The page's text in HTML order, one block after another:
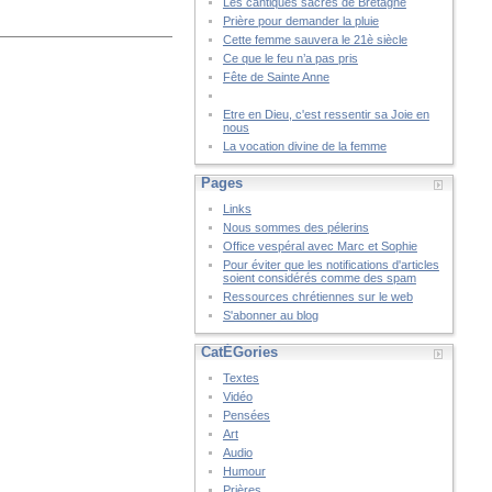
Prière pour demander la pluie
Cette femme sauvera le 21è siècle
Ce que le feu n’a pas pris
Fête de Sainte Anne
Etre en Dieu, c'est ressentir sa Joie en
nous
La vocation divine de la femme
Pages
Links
Nous sommes des pélerins
Office vespéral avec Marc et Sophie
Pour éviter que les notifications d'articles
soient considérés comme des spam
Ressources chrétiennes sur le web
S'abonner au blog
CatÉGories
Textes
Vidéo
Pensées
Art
Audio
Humour